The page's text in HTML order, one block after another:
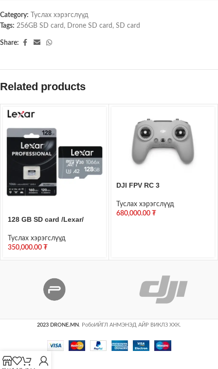
Category:
Туслах хэрэгслүүд
Tags: 256GB SD card , Drone SD card , SD card
Share:
Related products
128 GB SD card /Lexar/
Туслах хэрэгслүүд
350,000.00 ₮
DJI FPV RC 3
Туслах хэрэгслүүд
680,000.00 ₮
2023 DRONE.MN. РобоИЙГЛ АНМЭНЭД АЙР ВИКЛЗ ХХК.